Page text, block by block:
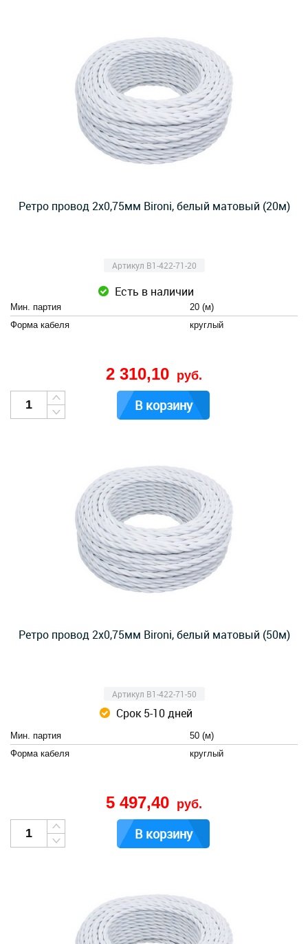
Ретро провод 2х0,75мм Bironi, белый матовый (20м)
Артикул B1-422-71-20
Есть в наличии
Мин. партия
20 (м)
Форма кабеля
круглый
2 310,10 руб.
В корзину
Ретро провод 2х0,75мм Bironi, белый матовый (50м)
Артикул B1-422-71-50
Срок 5-10 дней
Мин. партия
50 (м)
Форма кабеля
круглый
5 497,40 руб.
В корзину